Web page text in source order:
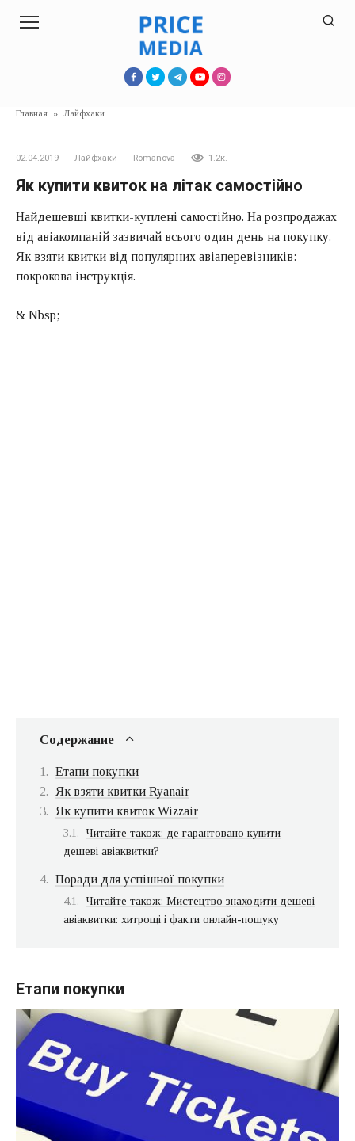
Главная » Лайфхаки
02.04.2019 Лайфхаки Romanova 1.2к.
Як купити квиток на літак самостійно
Найдешевші квитки-куплені самостійно. На розпродажах
від авіакомпаній зазвичай всього один день на покупку.
Як взяти квитки від популярних авіаперевізників:
покрокова інструкція.
& Nbsp;
Содержание
Етапи покупки
Як взяти квитки Ryanair
Як купити квиток Wizzair
Читайте також: де гарантовано купити
дешеві авіаквитки?
Поради для успішної покупки
Читайте також: Мистецтво знаходити дешеві
авіаквитки: хитрощі і факти онлайн-пошуку
Етапи покупки